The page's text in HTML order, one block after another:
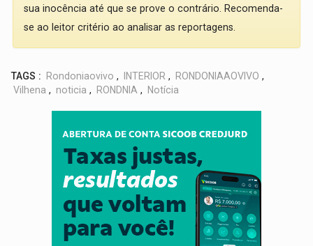
sua inocência até que se prove o contrário. Recomenda-
se ao leitor critério ao analisar as reportagens.
TAGS : Rondoniaovivo , INTERIOR , RONDONIAAOVIVO ,
Vilhena , noticia , RONDNIA , Notícia